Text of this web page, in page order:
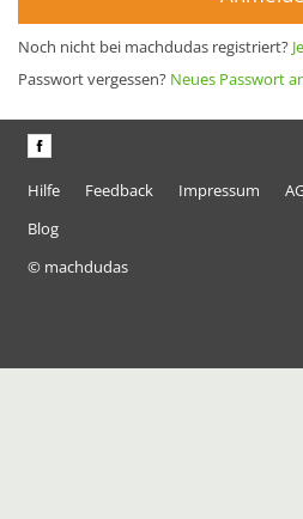
Noch nicht bei machdudas registriert?
Passwort vergessen? Neues Passwort
Hilfe Feedback Impressum
Blog
© machdudas